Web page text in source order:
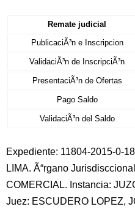
Remate judicial
PublicaciÃ³n e Inscripcion
ValidaciÃ³n de InscripciÃ³n
PresentaciÃ³n de Ofertas
Pago Saldo
ValidaciÃ³n del Saldo
Expediente: 11804-2015-0-
LIMA. Ã“rgano
COMERCIAL. Instancia:
Juez: ESCUDERO LOPEZ,